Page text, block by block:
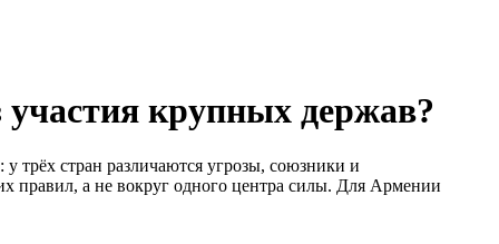
крупных держав?
трёх стран различаются угрозы, союзники и
правил, а не вокруг одного центра силы. Для Армении